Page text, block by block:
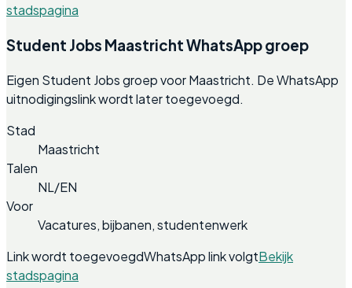
stadspagina
Student Jobs Maastricht WhatsApp groep
Eigen Student Jobs groep voor Maastricht. De WhatsApp
uitnodigingslink wordt later toegevoegd.
Stad
Maastricht
Talen
NL/EN
Voor
Vacatures, bijbanen, studentenwerk
Link wordt toegevoegdWhatsApp link volgtBekijk
stadspagina